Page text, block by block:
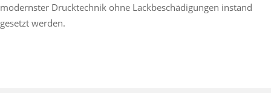
modernster Drucktechnik ohne Lackbeschädigungen instand
gesetzt werden.